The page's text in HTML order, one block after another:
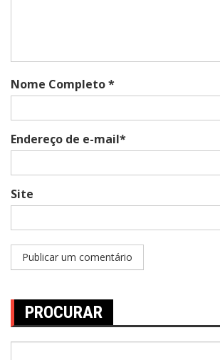
Nome Completo *
Endereço de e-mail*
Site
PROCURAR